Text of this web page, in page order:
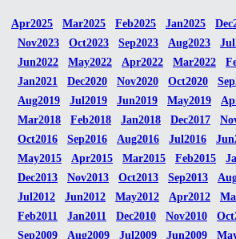
Apr2025 Mar2025 Feb2025 Jan2025
Nov2023
Oct2023 Sep2023 Aug2023
Jun2022
May2022 Apr2022 Mar2022
Jan2021
Dec2020 Nov2020 Oct2020
Aug2019
Jul2019 Jun2019 May2019
Mar2018
Feb2018 Jan2018 Dec2017
Oct2016
Sep2016 Aug2016 Jul2016
May2015
Apr2015 Mar2015 Feb2015
Dec2013
Nov2013 Oct2013 Sep2013
Jul2012
Jun2012 May2012 Apr2012
Feb2011
Jan2011 Dec2010 Nov2010
Sep2009
Aug2009 Jul2009 Jun2009